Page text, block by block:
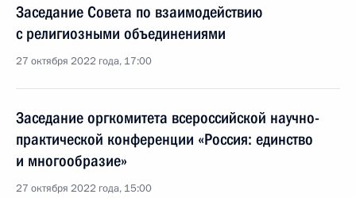
Заседание Совета по взаимодействию
с религиозными объединениями
27 октября 2022 года, 17:00
Заседание оргкомитета всероссийской научно-
практической конференции «Россия: единство
и многообразие»
27 октября 2022 года, 15:00